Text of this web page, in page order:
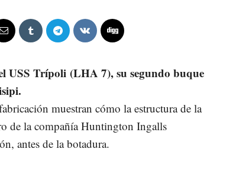
USS Trípoli (LHA 7), su segundo buque
muestran cómo la estructura de la
de la compañía Huntington Ingalls
antes de la botadura.